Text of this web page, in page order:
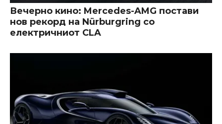
Вечерно кино: Mercedes-AMG постави
нов рекорд на Nürburgring со
електричниот CLA